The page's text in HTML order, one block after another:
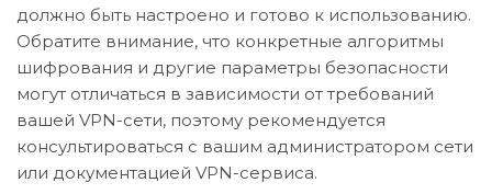
должно быть настроено и готово к использованию.
Обратите внимание, что конкретные алгоритмы
шифрования и другие параметры безопасности
могут отличаться в зависимости от требований
вашей VPN-сети, поэтому рекомендуется
консультироваться с вашим администратором сети
или документацией VPN-сервиса.